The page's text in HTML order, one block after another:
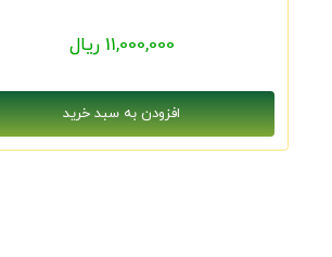
11,000,000 ریال